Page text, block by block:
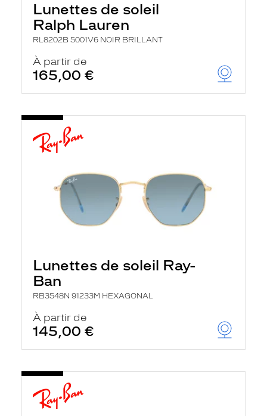
Lunettes de soleil
Ralph Lauren
RL8202B 5001V6 NOIR BRILLANT
À partir de
165,00 €
Lunettes de soleil Ray-
Ban
RB3548N 91233M HEXAGONAL
À partir de
145,00 €